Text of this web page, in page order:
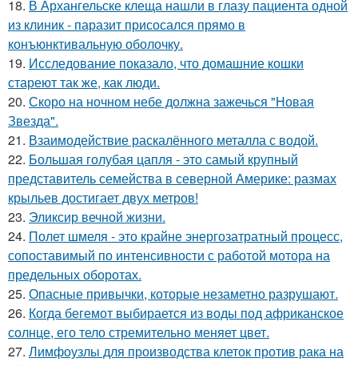
18. В Архангельске клеща нашли в глазу пациента одной
из клиник - паразит присосался прямо в
конъюнктивальную оболочку.
19. Исследование показало, что домашние кошки
стареют так же, как люди.
20. Скоро на ночном небе должна зажечься "Новая
Звезда".
21. Взаимодействие раскалённого металла с водой.
22. Большая голубая цапля - это самый крупный
представитель семейства в северной Америке: размах
крыльев достигает двух метров!
23. Эликсир вечной жизни.
24. Полет шмеля - это крайне энергозатратный процесс,
сопоставимый по интенсивности с работой мотора на
предельных оборотах.
25. Опасные привычки, которые незаметно разрушают.
26. Когда бегемот выбирается из воды под африканское
солнце, его тело стремительно меняет цвет.
27. Лимфоузлы для производства клеток против рака на